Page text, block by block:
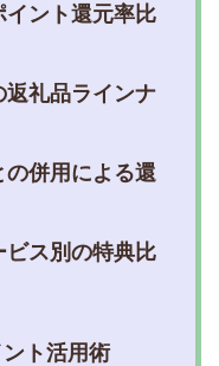
ント還元率比
返礼品ラインナ
併用による還
ビス別の特典比
ト活用術